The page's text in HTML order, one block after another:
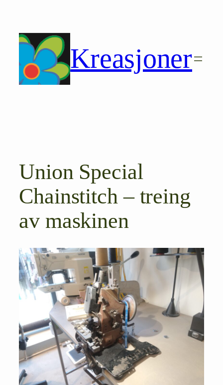
innhold
Kreasjoner
Union Special
Chainstitch – treing
av maskinen